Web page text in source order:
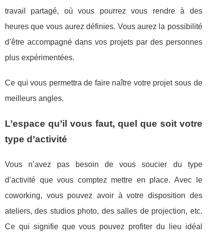
travail partagé, où vous pourrez vous rendre à des
heures que vous aurez définies. Vous aurez la possibilité
d’être accompagné dans vos projets par des personnes
plus expérimentées.
Ce qui vous permettra de faire naître votre projet sous de
meilleurs angles.
L’espace qu’il vous faut, quel que soit votre
type d’activité
Vous n’avez pas besoin de vous soucier du type
d’activité que vous comptez mettre en place. Avec le
coworking, vous pouvez avoir à votre disposition des
ateliers, des studios photo, des salles de projection, etc.
Ce qui signifie que vous pouvez profiter du lieu idéal